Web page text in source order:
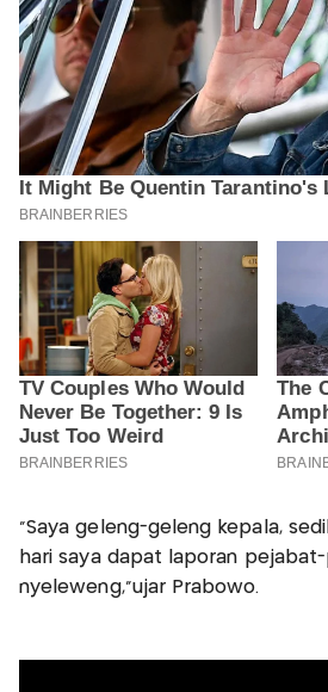
"Saya geleng-geleng kepala,
hari saya dapat laporan
nyeleweng,”ujar Prabowo.